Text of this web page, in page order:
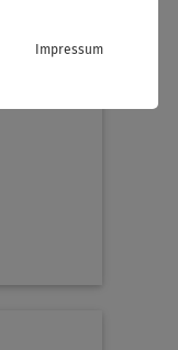
Impressum